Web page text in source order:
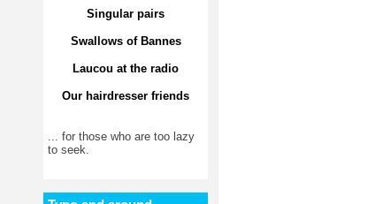
Singular pairs
Swallows of Bannes
Laucou at the radio
Our hairdresser friends
... for those who are too lazy
to seek.